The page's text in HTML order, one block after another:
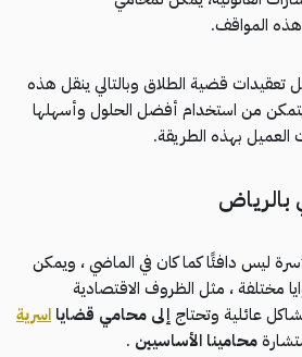
المواقف.
قضية الطلاق وبالتالي ينقل هذه
من استخدام أفضل الحلول وأسهلها
بهذه الطريقة.
ليس دافئًا كما كان في الماضي ، ويمكن
مختلفة ، مثل الظروف الاقتصادية
عائلية وتحتاج إلى محامي قضايا اسرية
محامينا الأساسيين .